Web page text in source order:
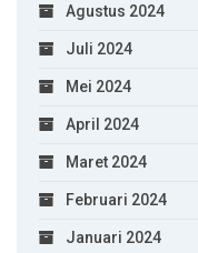
Agustus 2024
Juli 2024
Mei 2024
April 2024
Maret 2024
Februari 2024
Januari 2024